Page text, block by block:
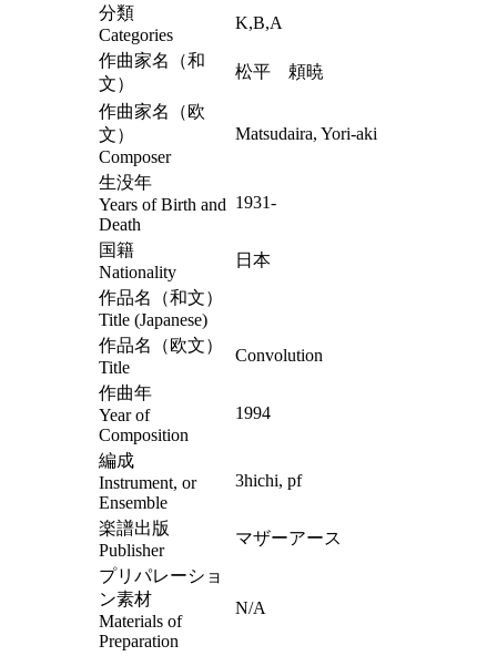
分類
Categories
K,B,A
作曲家名（和
文）
松平 頼暁
作曲家名（欧
文）
Composer
Matsudaira, Yori-aki
生没年
Years of Birth and
Death
1931-
国籍
Nationality
日本
作品名（和文）
Title (Japanese)
作品名（欧文）
Title
Convolution
作曲年
Year of
Composition
1994
編成
Instrument, or
Ensemble
3hichi, pf
楽譜出版
Publisher
マザーアース
プリパレーショ
ン素材
Materials of
Preparation
N/A